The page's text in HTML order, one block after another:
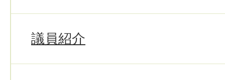
議員紹介